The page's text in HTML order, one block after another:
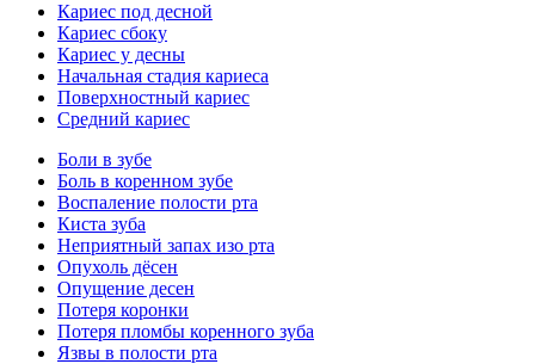
Кариес под десной
Кариес сбоку
Кариес у десны
Начальная стадия кариеса
Поверхностный кариес
Средний кариес
Боли в зубе
Боль в коренном зубе
Воспаление полости рта
Киста зуба
Неприятный запах изо рта
Опухоль дёсен
Опущение десен
Потеря коронки
Потеря пломбы коренного зуба
Язвы в полости рта